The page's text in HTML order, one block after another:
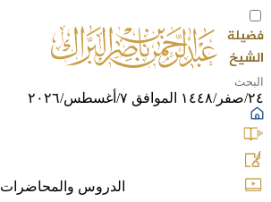
٢٤/صفر/١٤٤٨ الموافق ٧/أغسطس/٢٠٢٦
الدروس والمحاضرات